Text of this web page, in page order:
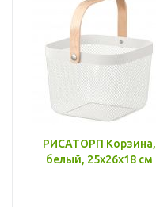
РИСАТОРП Корзина,
белый, 25x26x18 см